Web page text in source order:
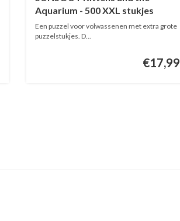
Aquarium - 500 XXL stukjes
Een puzzel voor volwassenen met extra grote
puzzelstukjes. D...
€17,99